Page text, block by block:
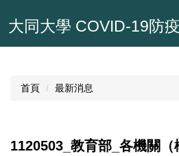
到
大同大學 COVID-19防
首頁 最新消息
1120503_教育部_各機關